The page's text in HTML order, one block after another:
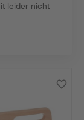
leider nicht